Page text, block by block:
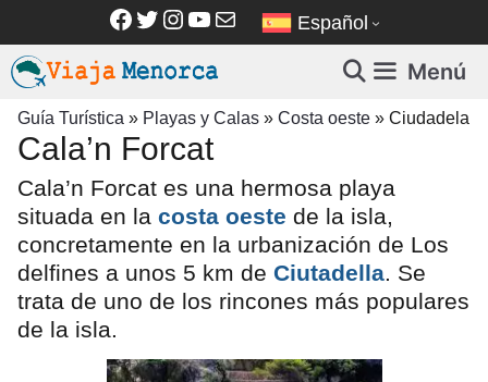
contenido
Facebook
Twitter
Instagram
YouTube
Correo electrónico
Español
Menú
Guía Turística » Playas y Calas » Costa oeste » Ciudadela
Cala’n Forcat
Cala’n Forcat es una hermosa playa
situada en la costa oeste de la isla,
concretamente en la urbanización de Los
delfines a unos 5 km de Ciutadella. Se
trata de uno de los rincones más populares
de la isla.